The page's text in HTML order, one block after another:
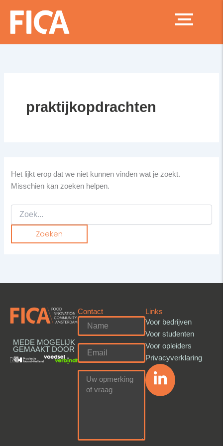
praktijkopdrachten
Het lijkt erop dat we niet kunnen vinden wat je zoekt.
Misschien kan zoeken helpen.
naar:
MEDE MOGELIJK
GEMAAKT DOOR
Contact
Links
Voor bedrijven
Voor studenten
Voor opleiders
Privacyverklaring